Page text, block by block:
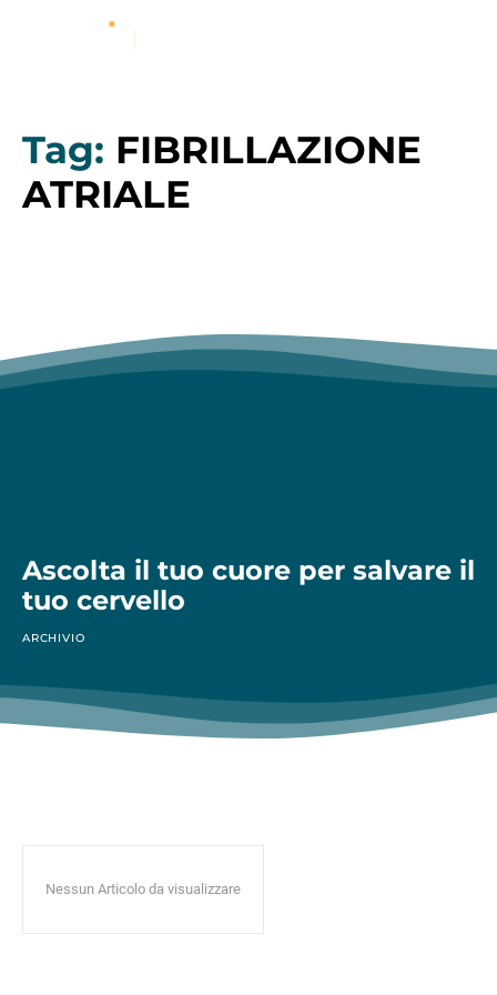
Tag: FIBRILLAZIONE
ATRIALE
Ascolta il tuo cuore per salvare il
tuo cervello
ARCHIVIO
Nessun Articolo da visualizzare